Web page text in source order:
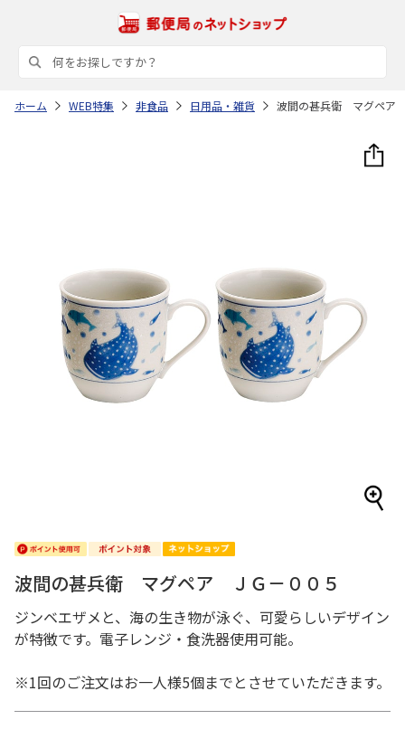
ホーム WEB特集 非食品 日用品・雑貨 波間の甚兵衛 マグペア
波間の甚兵衛 マグペア ＪＧ－００５
ジンベエザメと、海の生き物が泳ぐ、可愛らしいデザイン
が特徴です。電子レンジ・食洗器使用可能。
※1回のご注文はお一人様5個までとさせていただきます。